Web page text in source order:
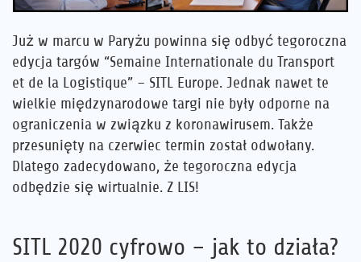
PL
Już w marcu w Paryżu powinna się odbyć tegoroczna
edycja targów “Semaine Internationale du Transport
et de la Logistique” – SITL Europe. Jednak nawet te
wielkie międzynarodowe targi nie były odporne na
ograniczenia w związku z koronawirusem. Także
przesunięty na czerwiec termin został odwołany.
Dlatego zadecydowano, że tegoroczna edycja
odbędzie się wirtualnie. Z LIS!
SITL 2020 cyfrowo – jak to działa?